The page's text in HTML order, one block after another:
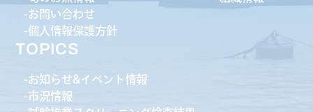
お問い合わせ
個人情報保護方針
TOPICS
お知らせ&イベント情報
市況情報